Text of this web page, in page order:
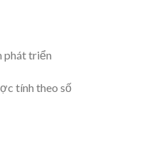
phát triển
tính theo số